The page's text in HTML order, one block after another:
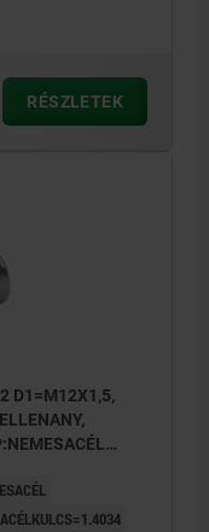
RÉSZLETEK
D1=M12X1,5,
ACÉLKULCS=1.4034